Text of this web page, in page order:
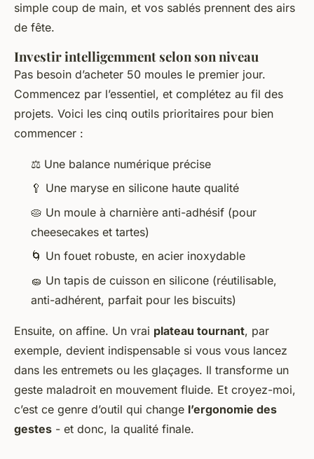
simple coup de main, et vos sablés prennent des airs
de fête.
Investir intelligemment selon son niveau
Pas besoin d’acheter 50 moules le premier jour.
Commencez par l’essentiel, et complétez au fil des
projets. Voici les cinq outils prioritaires pour bien
commencer :
⚖️ Une balance numérique précise
🥄 Une maryse en silicone haute qualité
🥧 Un moule à charnière anti-adhésif (pour
cheesecakes et tartes)
🌀 Un fouet robuste, en acier inoxydable
🧽 Un tapis de cuisson en silicone (réutilisable,
anti-adhérent, parfait pour les biscuits)
Ensuite, on affine. Un vrai plateau tournant, par
exemple, devient indispensable si vous vous lancez
dans les entremets ou les glaçages. Il transforme un
geste maladroit en mouvement fluide. Et croyez-moi,
c’est ce genre d’outil qui change l’ergonomie des
gestes - et donc, la qualité finale.